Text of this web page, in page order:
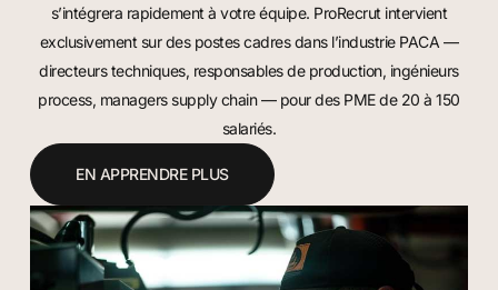
s’intégrera rapidement à votre équipe. ProRecrut intervient
exclusivement sur des postes cadres dans l’industrie PACA —
directeurs techniques, responsables de production, ingénieurs
process, managers supply chain — pour des PME de 20 à 150
salariés.
EN APPRENDRE PLUS